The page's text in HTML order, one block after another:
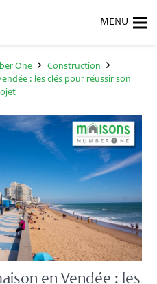
One
Construction
: les clés pour réussir son
en Vendée : les